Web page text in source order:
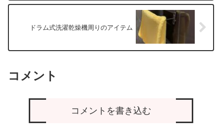
ドラム式洗濯乾燥機周りのアイテム
コメント
コメントを書き込む